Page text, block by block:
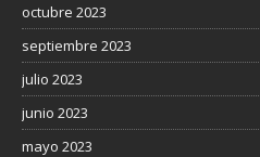
octubre 2023
septiembre 2023
julio 2023
junio 2023
mayo 2023